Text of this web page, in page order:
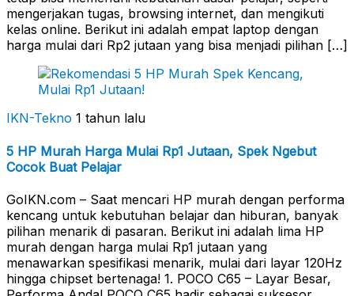
mengerjakan tugas, browsing internet, dan mengikuti
kelas online. Berikut ini adalah empat laptop dengan
harga mulai dari Rp2 jutaan yang bisa menjadi pilihan […]
IKN-Tekno 1 tahun lalu
5 HP Murah Harga Mulai Rp1 Jutaan, Spek Ngebut
Cocok Buat Pelajar
GoIKN.com – Saat mencari HP murah dengan performa
kencang untuk kebutuhan belajar dan hiburan, banyak
pilihan menarik di pasaran. Berikut ini adalah lima HP
murah dengan harga mulai Rp1 jutaan yang
menawarkan spesifikasi menarik, mulai dari layar 120Hz
hingga chipset bertenaga! 1. POCO C65 – Layar Besar,